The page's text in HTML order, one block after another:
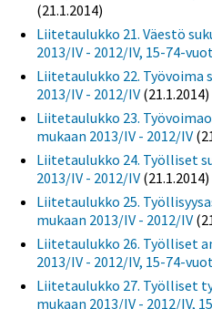
(21.1.2014)
Liitetaulukko 21. Väestö
2013/IV - 2012/IV, 15-74-
Liitetaulukko 22. Työvoima
2013/IV - 2012/IV (21.1.2014)
Liitetaulukko 23.
mukaan 2013/IV - 2012/IV
Liitetaulukko 24. Työlliset
2013/IV - 2012/IV (21.1.2014)
Liitetaulukko 25.
mukaan 2013/IV - 2012/IV
Liitetaulukko 26. Työlliset
2013/IV - 2012/IV, 15-74-
Liitetaulukko 27. Työlliset
mukaan 2013/IV - 2012/IV,